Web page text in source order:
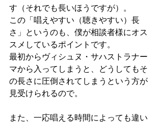
す（それでも長いほうですが）。
この「唱えやすい（聴きやすい）長
さ」というのも、僕が相談者様にオス
スメしているポイントです。
最初からヴィシュヌ・サハストラナー
マから入ってしまうと、どうしてもそ
の長さに圧倒されてしまうという方が
見受けられるので。
また、一応唱える時間によっても違い